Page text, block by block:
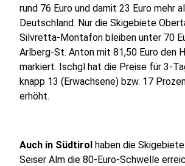
rund 76 Euro und damit 23 Euro mehr
Deutschland. Nur die Skigebiete
Silvretta-Montafon bleiben unter 70
Arlberg-St. Anton mit 81,50 Euro den
markiert. Ischgl hat die Preise für 3-
knapp 13 (Erwachsene) bzw. 17
erhöht.
Auch in Südtirol haben die
Seiser Alm die 80-Euro-Schwelle